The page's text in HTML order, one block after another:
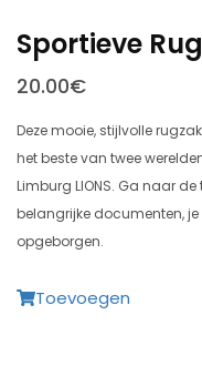
Sportieve
20.00€
Deze mooie, stijlvolle
het beste van twee
Limburg LIONS. Ga naar
belangrijke documenten,
opgeborgen.
Toevoegen